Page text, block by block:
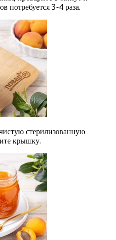
потребуется 3-4 раза.
стерилизованную
крышку.